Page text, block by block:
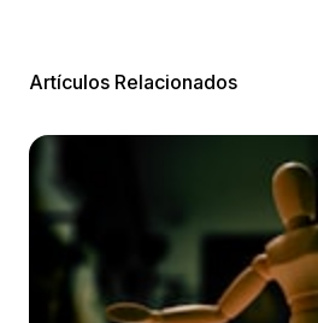
Artículos Relacionados